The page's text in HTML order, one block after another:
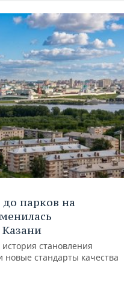
до парков на
Казани
становления
новые стандарты качества